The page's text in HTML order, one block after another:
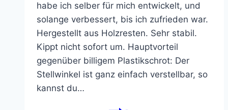
habe ich selber für mich entwickelt, und
solange verbessert, bis ich zufrieden war.
Hergestellt aus Holzresten. Sehr stabil.
Kippt nicht sofort um. Hauptvorteil
gegenüber billigem Plastikschrot: Der
Stellwinkel ist ganz einfach verstellbar, so
kannst du…